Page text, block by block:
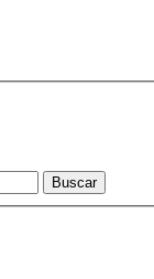
Buscar